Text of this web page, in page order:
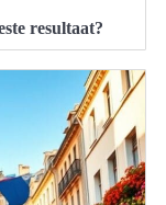
resultaat?